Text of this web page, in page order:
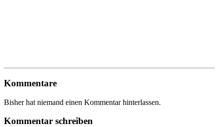
Kommentare
Bisher hat niemand einen Kommentar hinterlassen.
Kommentar schreiben